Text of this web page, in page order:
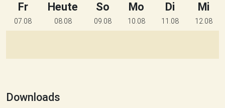
Downloads
Fr
07.08
Heute
08.08
So
09.08
Mo
10.08
Di
11.08
Mi
12.08